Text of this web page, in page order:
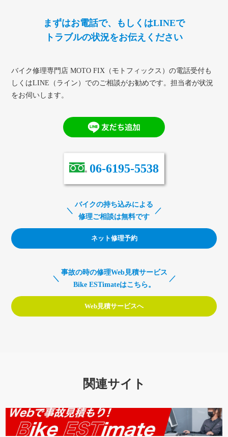
まずはお電話で、もしくはLINEで
トラブルの状況をお伝えください
バイク修理専門店 MOTO FIX（モトフィックス）の電話受付も
しくはLINE（ライン）でのご相談がお勧めです。担当者が状況
をお伺いします。
06-6195-5538
バイクの持ち込みによる
修理ご相談は無料です
ネット修理予約
事故の時の修理Web見積サービス
Bike ESTimateはこちら。
Web見積サービスへ
関連サイト